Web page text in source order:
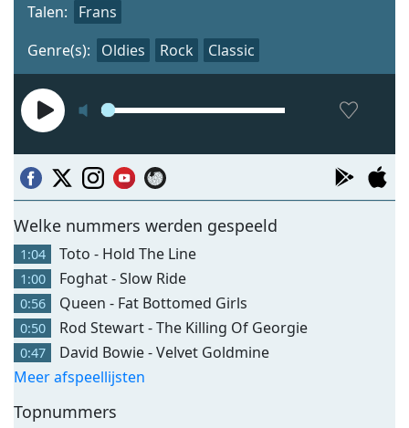
Genre(s): Oldies Rock Classic
Talen: Frans
Welke nummers werden gespeeld
1:04 Toto - Hold The Line
1:00 Foghat - Slow Ride
0:56 Queen - Fat Bottomed Girls
0:50 Rod Stewart - The Killing Of Georgie
0:47
David Bowie - Velvet Goldmine
Meer afspeellijsten
Topnummers